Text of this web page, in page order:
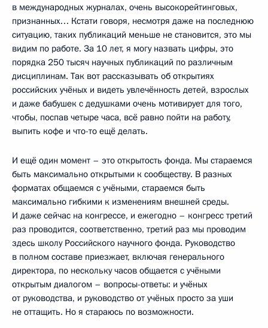
в международных журналах, очень высокорейтинговых,
признанных… Кстати говоря, несмотря даже на последнюю
ситуацию, таких публикаций меньше не становится, это мы
видим по работе. За 10 лет, я могу назвать цифры, это
порядка 250 тысяч научных публикаций по различным
дисциплинам. Так вот рассказывать об открытиях
российских учёных и видеть увлечённость детей, взрослых
и даже бабушек с дедушками очень мотивирует для того,
чтобы, поспав четыре часа, всё равно пойти на работу,
выпить кофе и что-то ещё делать.
И ещё один момент – это открытость фонда. Мы стараемся
быть максимально открытыми к сообществу. В разных
форматах общаемся с учёными, стараемся быть
максимально гибкими к изменениям внешней среды.
И даже сейчас на конгрессе, и ежегодно – конгресс третий
раз проводится, соответственно, третий раз мы проводим
здесь школу Российского научного фонда. Руководство
в полном составе приезжает, включая генерального
директора, по нескольку часов общается с учёными
открытым диалогом – вопросы-ответы: и учёных
от руководства, и руководство от учёных просто за уши
не оттащить. Но я стараюсь по возможности.